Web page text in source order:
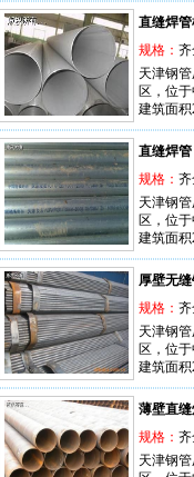
直缝焊
规格： 齐
天津钢
区，位
建筑面
直缝焊管
规格： 齐
天津钢
区，位
建筑面
厚壁无
规格： 齐
天津钢
区，位
建筑面
薄壁直
规格： 齐
天津钢